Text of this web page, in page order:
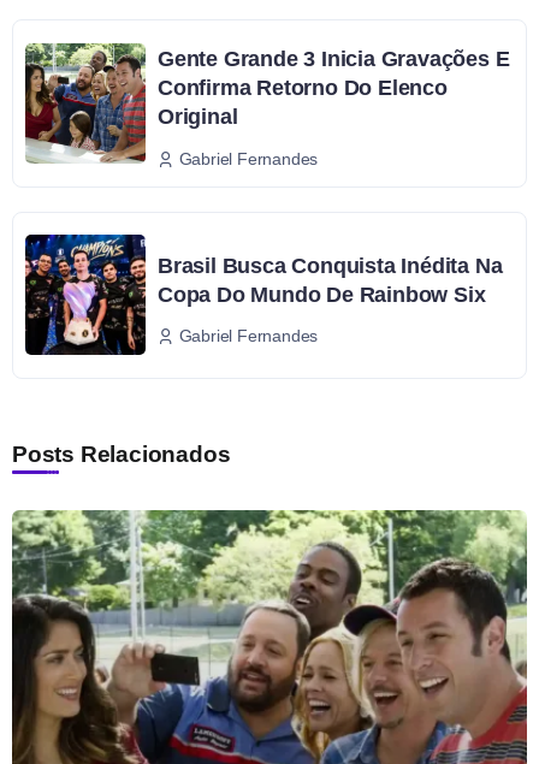
Gente Grande 3 Inicia Gravações E
Confirma Retorno Do Elenco
Original
Gabriel Fernandes
Brasil Busca Conquista Inédita Na
Copa Do Mundo De Rainbow Six
Gabriel Fernandes
Posts Relacionados